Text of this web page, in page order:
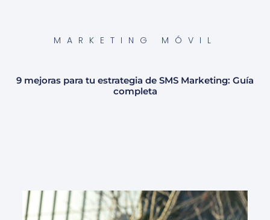
MARKETING MÓVIL
9 mejoras para tu estrategia de SMS Marketing: Guía
completa